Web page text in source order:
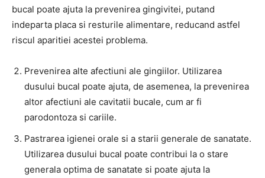
bucal poate ajuta la prevenirea gingivitei, putand
indeparta placa si resturile alimentare, reducand astfel
riscul aparitiei acestei problema.
Prevenirea alte afectiuni ale gingiilor. Utilizarea
dusului bucal poate ajuta, de asemenea, la prevenirea
altor afectiuni ale cavitatii bucale, cum ar fi
parodontoza si cariile.
Pastrarea igienei orale si a starii generale de sanatate.
Utilizarea dusului bucal poate contribui la o stare
generala optima de sanatate si poate ajuta la